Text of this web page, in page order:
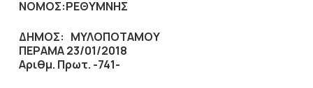
ΝΟΜΟΣ:ΡΕΘΥΜΝΗΣ
ΔΗΜΟΣ: ΜΥΛΟΠΟΤΑΜΟΥ
ΠΕΡΑΜΑ 23/01/2018
Αριθμ. Πρωτ. -741-